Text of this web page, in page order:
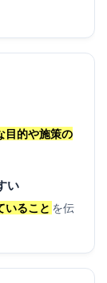
目的や施策の
い
いること を伝